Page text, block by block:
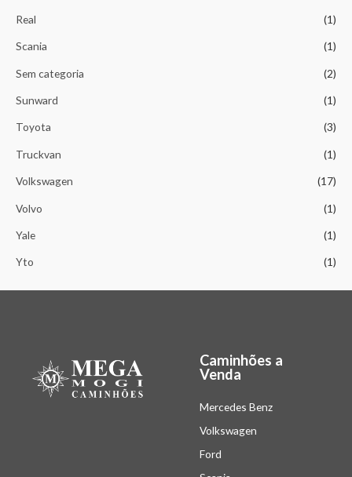
Real (1)
Scania (1)
Sem categoria (2)
Sunward (1)
Toyota (3)
Truckvan (1)
Volkswagen (17)
Volvo (1)
Yale (1)
Yto (1)
Caminhões a
Venda
Mercedes Benz
Volkswagen
Ford